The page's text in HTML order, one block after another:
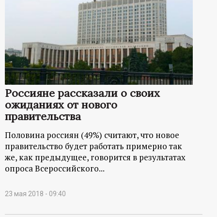
Россияне рассказали о своих
ожиданиях от нового
правительства
Половина россиян (49%) считают, что новое
правительство будет работать примерно так
же, как предыдущее, говорится в результатах
опроса Всероссийского...
23 мая 2018 - 09:40